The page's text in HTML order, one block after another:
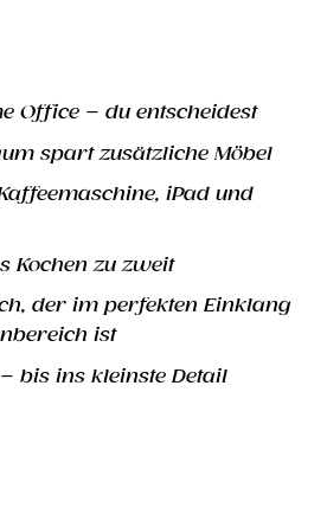
Office – du entscheidest
spart zusätzliche Möbel
iPad und
Kochen zu zweit
der im perfekten Einklang
ist
bis ins kleinste Detail